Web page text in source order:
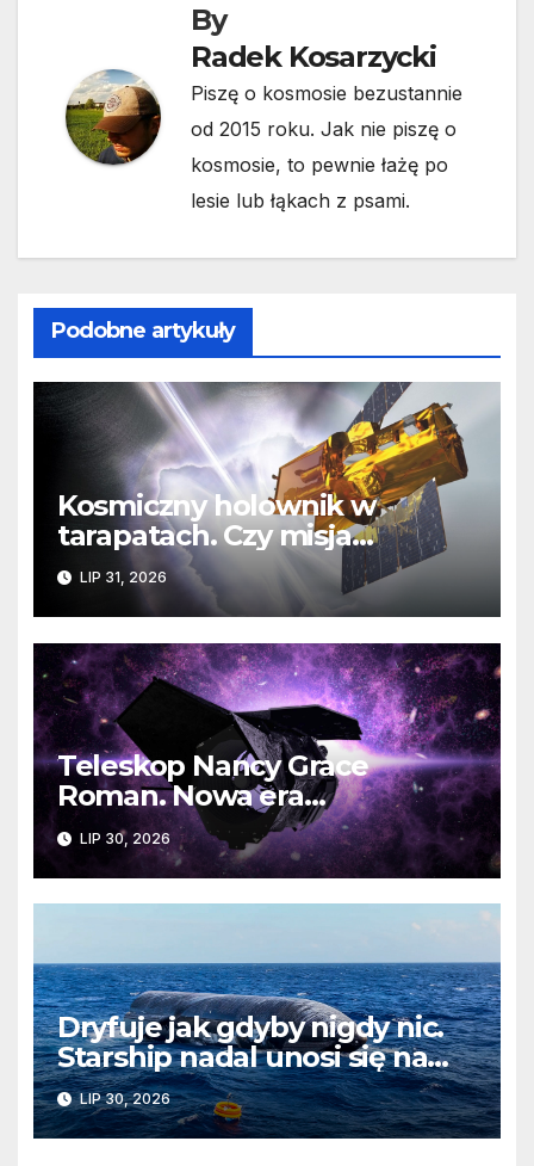
By
Radek Kosarzycki
Piszę o kosmosie bezustannie
od 2015 roku. Jak nie piszę o
kosmosie, to pewnie łażę po
lesie lub łąkach z psami.
Podobne artykuły
Kosmiczny holownik w
tarapatach. Czy misja
ratowania Teleskopu Swift
jest zagrożona?
LIP 31, 2026
Teleskop Nancy Grace
Roman. Nowa era
kosmicznych odkryć już
wkrótce
LIP 30, 2026
Dryfuje jak gdyby nigdy nic.
Starship nadal unosi się na
wodach Oceanu Indyjskiego
LIP 30, 2026